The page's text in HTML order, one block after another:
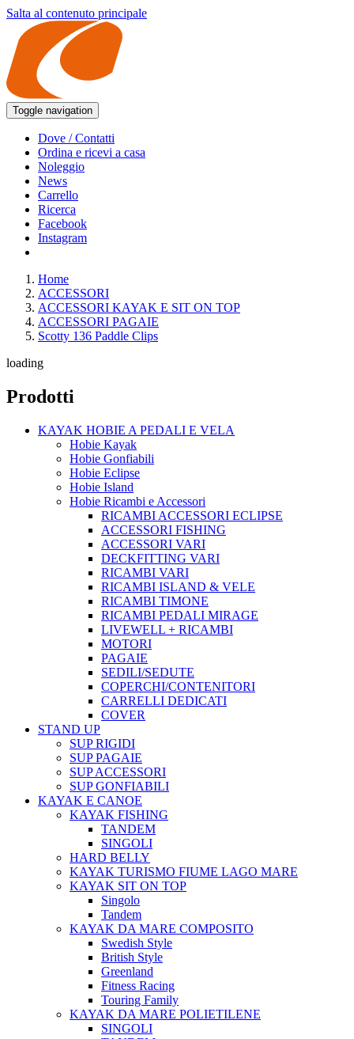
Salta al contenuto principale
Toggle navigation
Dove / Contatti
Ordina e ricevi a casa
Noleggio
News
Carrello
Ricerca
Facebook
Instagram
Home
ACCESSORI
ACCESSORI KAYAK E SIT ON TOP
ACCESSORI PAGAIE
Scotty 136 Paddle Clips
loading
Prodotti
KAYAK HOBIE A PEDALI E VELA
Hobie Kayak
Hobie Gonfiabili
Hobie Eclipse
Hobie Island
Hobie Ricambi e Accessori
RICAMBI ACCESSORI ECLIPSE
ACCESSORI FISHING
ACCESSORI VARI
DECKFITTING VARI
RICAMBI VARI
RICAMBI ISLAND & VELE
RICAMBI TIMONE
RICAMBI PEDALI MIRAGE
LIVEWELL + RICAMBI
MOTORI
PAGAIE
SEDILI/SEDUTE
COPERCHI/CONTENITORI
CARRELLI DEDICATI
COVER
STAND UP
SUP RIGIDI
SUP PAGAIE
SUP ACCESSORI
SUP GONFIABILI
KAYAK E CANOE
KAYAK FISHING
TANDEM
SINGOLI
HARD BELLY
KAYAK TURISMO FIUME LAGO MARE
KAYAK SIT ON TOP
Singolo
Tandem
KAYAK DA MARE COMPOSITO
Swedish Style
British Style
Greenland
Fitness Racing
Touring Family
KAYAK DA MARE POLIETILENE
SINGOLI